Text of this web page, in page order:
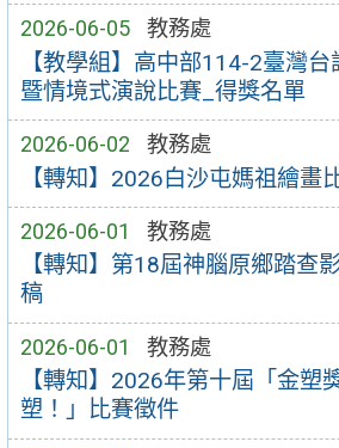
2026-06-05 教務處
【教學組】高中部114-2臺灣
暨情境式演說比賽_得獎名單
2026-06-02 教務處
【轉知】2026白沙屯媽祖繪畫
2026-06-01 教務處
【轉知】第18屆神腦原鄉踏查
稿
2026-06-01 教務處
【轉知】2026年第十屆「金塑
塑！」比賽徵件